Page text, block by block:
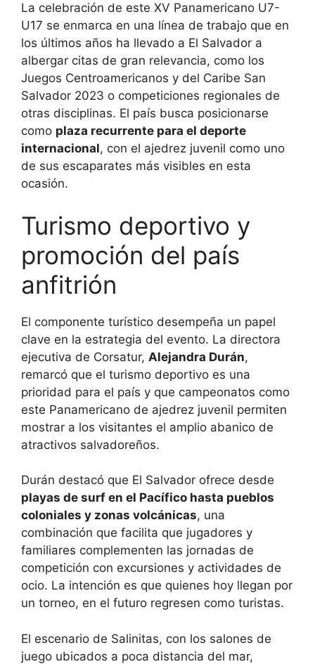
La celebración de este XV Panamericano U7-
U17 se enmarca en una línea de trabajo que en
los últimos años ha llevado a El Salvador a
albergar citas de gran relevancia, como los
Juegos Centroamericanos y del Caribe San
Salvador 2023 o competiciones regionales de
otras disciplinas. El país busca posicionarse
como plaza recurrente para el deporte
internacional, con el ajedrez juvenil como uno
de sus escaparates más visibles en esta
ocasión.
Turismo deportivo y
promoción del país
anfitrión
El componente turístico desempeña un papel
clave en la estrategia del evento. La directora
ejecutiva de Corsatur, Alejandra Durán,
remarcó que el turismo deportivo es una
prioridad para el país y que campeonatos como
este Panamericano de ajedrez juvenil permiten
mostrar a los visitantes el amplio abanico de
atractivos salvadoreños.
Durán destacó que El Salvador ofrece desde
playas de surf en el Pacífico hasta pueblos
coloniales y zonas volcánicas, una
combinación que facilita que jugadores y
familiares complementen las jornadas de
competición con excursiones y actividades de
ocio. La intención es que quienes hoy llegan por
un torneo, en el futuro regresen como turistas.
El escenario de Salinitas, con los salones de
juego ubicados a poca distancia del mar,